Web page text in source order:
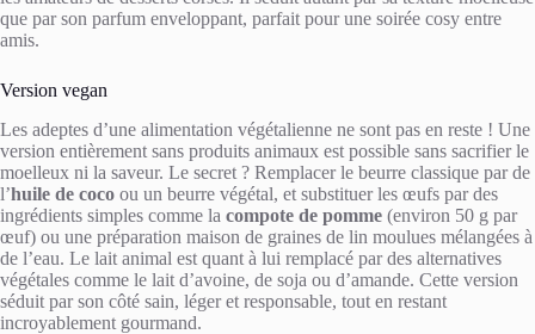
que par son parfum enveloppant, parfait pour une soirée cosy entre
amis.
Version vegan
Les adeptes d’une alimentation végétalienne ne sont pas en reste ! Une
version entièrement sans produits animaux est possible sans sacrifier le
moelleux ni la saveur. Le secret ? Remplacer le beurre classique par de
l’huile de coco ou un beurre végétal, et substituer les œufs par des
ingrédients simples comme la compote de pomme (environ 50 g par
œuf) ou une préparation maison de graines de lin moulues mélangées à
de l’eau. Le lait animal est quant à lui remplacé par des alternatives
végétales comme le lait d’avoine, de soja ou d’amande. Cette version
séduit par son côté sain, léger et responsable, tout en restant
incroyablement gourmand.